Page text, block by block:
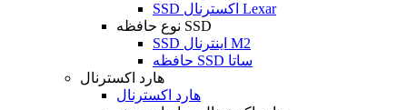
SSD اکسترنال Lexar
نوع حافظه SSD
SSD اینترنال M2
حافظه SSD ساتا
هارد اکسترنال
هارد اکسترنال